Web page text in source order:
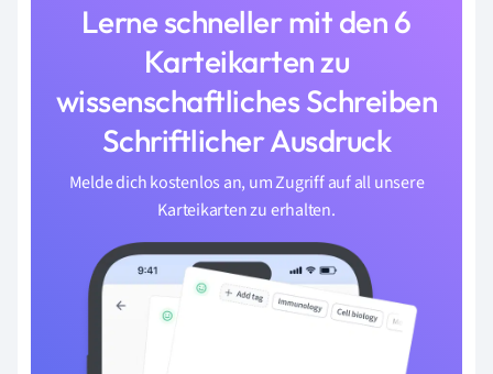
Lerne schneller mit den 6
Karteikarten zu
wissenschaftliches Schreiben
Schriftlicher Ausdruck
Melde dich kostenlos an, um Zugriff auf all unsere
Karteikarten zu erhalten.